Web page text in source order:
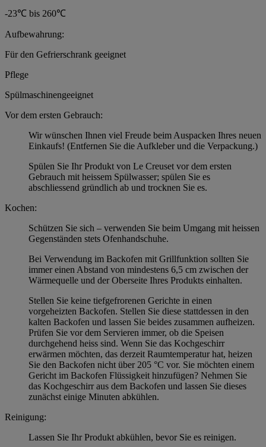
-23℃ bis 260℃
Aufbewahrung:
Für den Gefrierschrank geeignet
Pflege
Spülmaschinengeeignet
Vor dem ersten Gebrauch:
Wir wünschen Ihnen viel Freude beim Auspacken Ihres neuen
Einkaufs! (Entfernen Sie die Aufkleber und die Verpackung.)
Spülen Sie Ihr Produkt von Le Creuset vor dem ersten
Gebrauch mit heissem Spülwasser; spülen Sie es
abschliessend gründlich ab und trocknen Sie es.
Kochen:
Schützen Sie sich – verwenden Sie beim Umgang mit heissen
Gegenständen stets Ofenhandschuhe.
Bei Verwendung im Backofen mit Grillfunktion sollten Sie
immer einen Abstand von mindestens 6,5 cm zwischen der
Wärmequelle und der Oberseite Ihres Produkts einhalten.
Stellen Sie keine tiefgefrorenen Gerichte in einen
vorgeheizten Backofen. Stellen Sie diese stattdessen in den
kalten Backofen und lassen Sie beides zusammen aufheizen.
Prüfen Sie vor dem Servieren immer, ob die Speisen
durchgehend heiss sind. Wenn Sie das Kochgeschirr
erwärmen möchten, das derzeit Raumtemperatur hat, heizen
Sie den Backofen nicht über 205 °C vor. Sie möchten einem
Gericht im Backofen Flüssigkeit hinzufügen? Nehmen Sie
das Kochgeschirr aus dem Backofen und lassen Sie dieses
zunächst einige Minuten abkühlen.
Reinigung:
Lassen Sie Ihr Produkt abkühlen, bevor Sie es reinigen.